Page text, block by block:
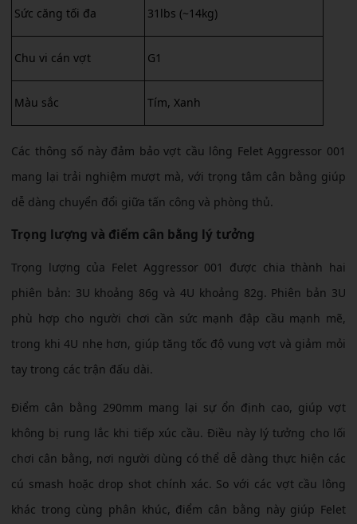
Sức căng tối đa 31lbs (~14kg)
Chu vi cán vợt G1
Màu sắc Tím, Xanh
Các thông số này đảm bảo vợt cầu lông Felet Aggressor 001
mang lại trải nghiệm mượt mà, với trọng tâm cân bằng giúp
dễ dàng chuyển đổi giữa tấn công và phòng thủ.
Trọng lượng và điểm cân bằng lý tưởng
Trọng lượng của Felet Aggressor 001 được chia thành hai
phiên bản: 3U khoảng 86g và 4U khoảng 82g. Phiên bản 3U
phù hợp cho người chơi cần sức mạnh đập cầu mạnh mẽ,
trong khi 4U nhẹ hơn, giúp tăng tốc độ vung vợt và giảm mỏi
tay trong các trận đấu dài.
Điểm cân bằng 290mm mang lại sự ổn định cao, giúp vợt
không bị rung lắc khi tiếp xúc cầu. Điều này lý tưởng cho lối
chơi cân bằng, nơi người dùng có thể dễ dàng thực hiện các
cú smash hoặc drop shot chính xác. So với các vợt cầu lông
khác trong cùng phân khúc, điểm cân bằng này giúp Felet